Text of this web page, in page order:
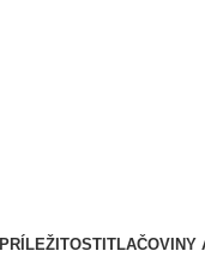
PRÍLEŽITOSTI TLAČOVINY